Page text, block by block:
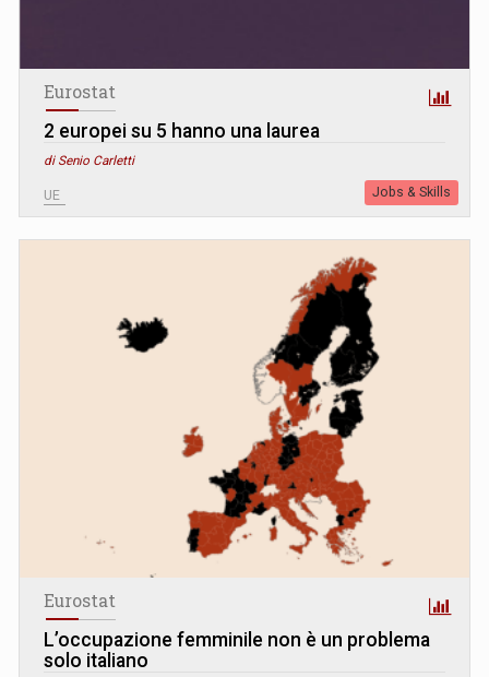
Eurostat
2 europei su 5 hanno una laurea
di Senio Carletti
UE Jobs & Skills
Eurostat
L’occupazione femminile non è un problema
solo italiano